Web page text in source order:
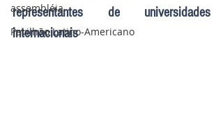
assembléia
Pavilhão Latino-Americano
representantes de universidades
internacionais